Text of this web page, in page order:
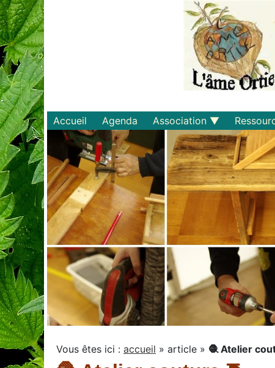
Accueil
Agenda
Association
Qui sommes-nous ?
Statuts et règlements
Adhérer
Documents
Plaquette
Bulletin d'adhésion
Savoirs
Matériel
Livres
Recettes
Projets
Vous êtes ici : accueil » article » 🧶 Atelier